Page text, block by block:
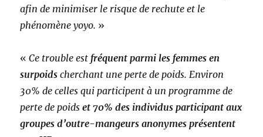
afin de minimiser le risque de rechute et le
phénomène yoyo. »
«Ce trouble est fréquent parmi les femmes en
surpoids cherchant une perte de poids. Environ
30% de celles qui participent à un programme de
perte de poidset 70% des individus participant aux
groupes d’outre-mangeurs anonymes présentent